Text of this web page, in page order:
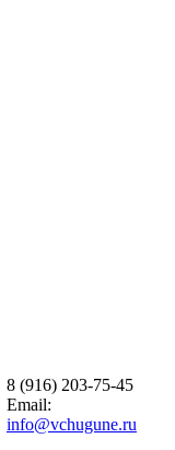
8 (916) 203-75-45
Email:
info@vchugune.ru